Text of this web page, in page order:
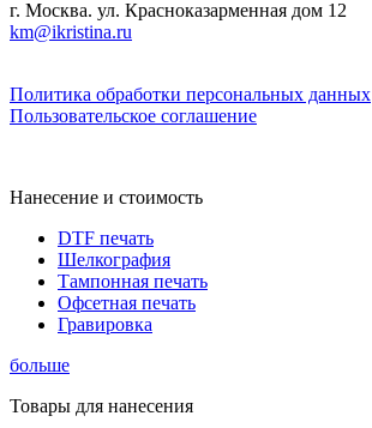
г. Москва. ул. Красноказарменная дом 12
km@ikristina.ru
Политика обработки персональных данных
Пользовательское соглашение
Нанесение и стоимость
DTF печать
Шелкография
Тампонная печать
Офсетная печать
Гравировка
больше
Товары для нанесения